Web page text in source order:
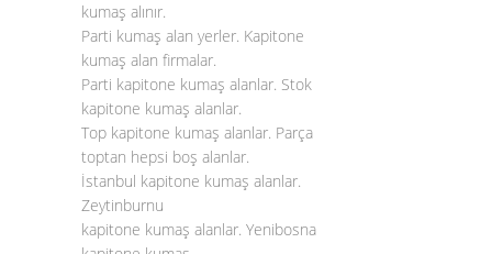
kumaş alınır.
Parti kumaş alan yerler. Kapitone
kumaş alan firmalar.
Parti kapitone kumaş alanlar. Stok
kapitone kumaş alanlar.
Top kapitone kumaş alanlar. Parça
toptan hepsi boş alanlar.
İstanbul kapitone kumaş alanlar.
Zeytinburnu
kapitone kumaş alanlar. Yenibosna